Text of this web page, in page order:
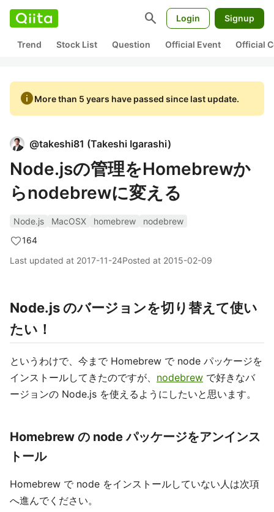
search Login Signup
Trend Stock List Question Official Event Official
infoMore than 5 years have passed since last update.
@takeshi81 (Takeshi Igarashi)
Node.jsの管理をHomebrewか
らnodebrewに変える
Node.js MacOSX homebrew
nodebrew
164
Last updated at 2017-11-24Posted at 2015-02-09
Node.js のバージョンを切り替えて使い
たい！
というわけで、今まで Homebrew で node パッケージを
インストールしてきたのですが、 nodebrew で好きなバ
ージョンの Node.js を使えるようにしたいと思います。
Homebrew の node パッケージをアンインス
トール
Homebrew で node をインストールしていない人は次項
へ進んでください。